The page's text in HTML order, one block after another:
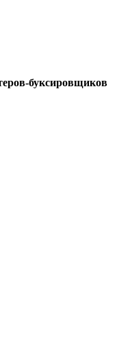
буксировщиков